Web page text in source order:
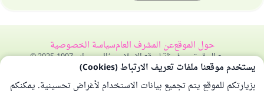
حول الموقععن المشرف العامسياسة الخصوصية
جميع الحقوق محفوظة لموقع الإسلام سؤال وجواب 1997-2025 ©
يستخدم موقعنا ملفات تعريف الارتباط (Cookies)
بزيارتكم للموقع يتم تجميع بيانات الاستخدام لأغراض تحسينية. يمكنكم